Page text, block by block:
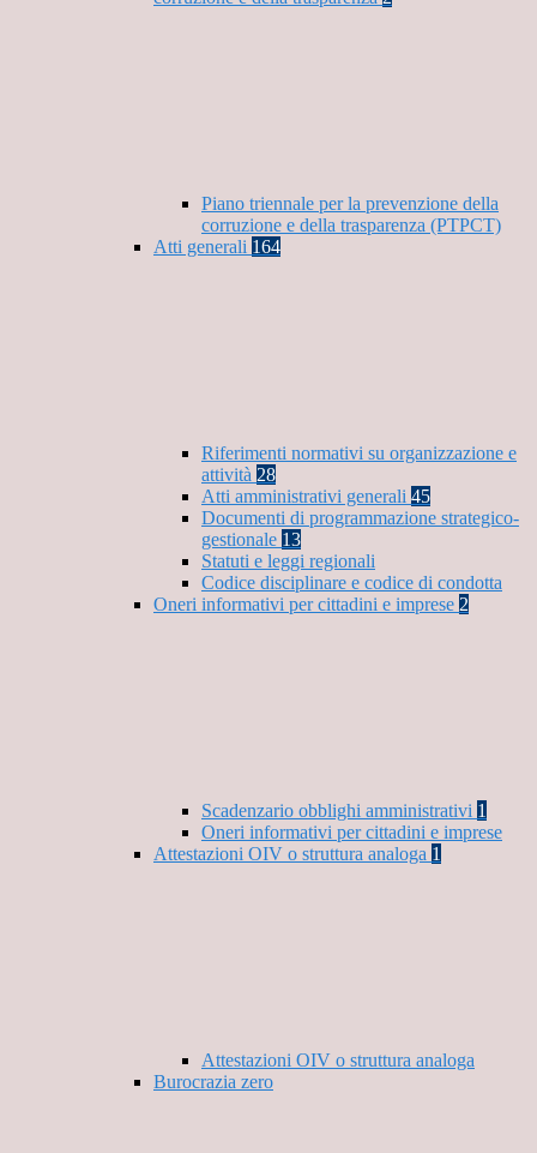
Piano triennale per la prevenzione della
corruzione e della trasparenza (PTPCT)
Atti generali 164
Riferimenti normativi su organizzazione e
attività 28
Atti amministrativi generali 45
Documenti di programmazione strategico-
gestionale 13
Statuti e leggi regionali
Codice disciplinare e codice di condotta
Oneri informativi per cittadini e imprese 2
Scadenzario obblighi amministrativi 1
Oneri informativi per cittadini e imprese
Attestazioni OIV o struttura analoga 1
Attestazioni OIV o struttura analoga
Burocrazia zero